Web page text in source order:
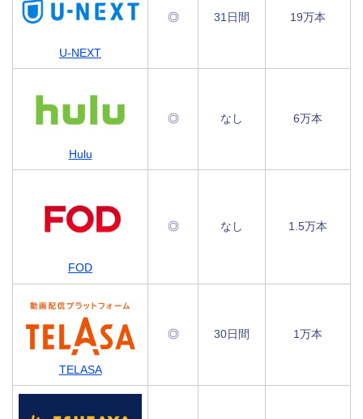
U-NEXT
◎ 31日間 19万本
Hulu
◎ なし 6万本
FOD
◎ なし 1.5万本
TELASA
◎ 30日間 1万本